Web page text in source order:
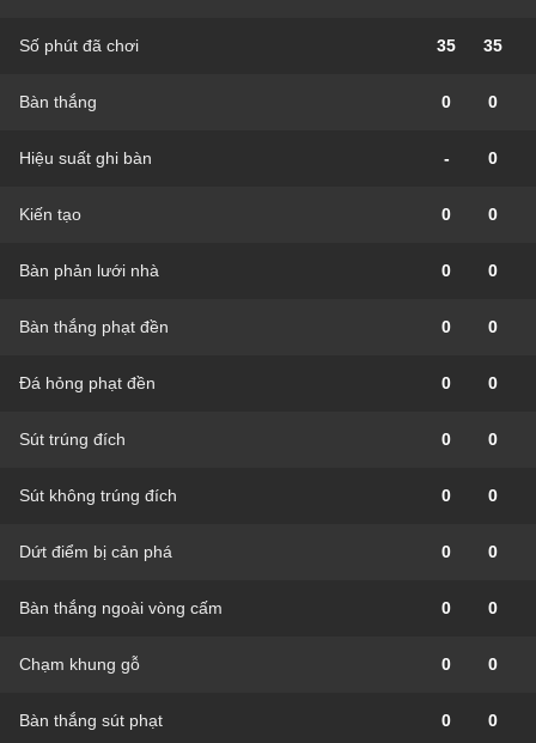
Số phút đã chơi 35 35
Bàn thắng 0 0
Hiệu suất ghi bàn - 0
Kiến tạo 0 0
Bàn phản lưới nhà 0 0
Bàn thắng phạt đền 0 0
Đá hỏng phạt đền 0 0
Sút trúng đích 0 0
Sút không trúng đích 0 0
Dứt điểm bị cản phá 0 0
Bàn thắng ngoài vòng cấm 0 0
Chạm khung gỗ 0 0
Bàn thắng sút phạt 0 0